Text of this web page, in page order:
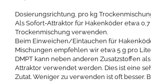
Dosierungsrichtung, pro kg
Als Sofort-Attraktor für Hakenköder etwa 0,7
Trockenmischung verwenden.
Beim Einweichen/Eintauchen für
Mischungen empfehlen wir etwa 5 g pro
DMPT kann neben anderen Zusatzstoffen
Attraktor verwendet werden. Dies ist eine
Zutat. Weniger zu verwenden ist oft besser.